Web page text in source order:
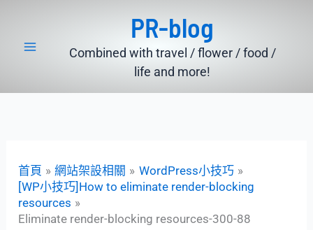
PR-blog
Combined with travel / flower / food /
life and more!
首頁 網站架設相關
WordPress小技巧
[WP小技巧]How to eliminate render-blocking
resources
Eliminate render-blocking resources-300-88